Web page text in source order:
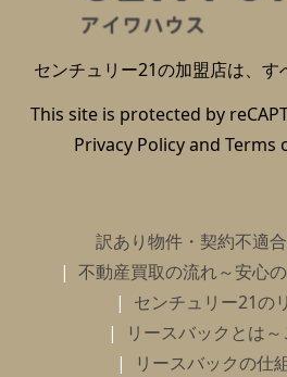
センチュリー21の加盟店は、す
This site is protected by
Privacy Policyand Terms
訳あり物件・契約不適
不動産買取の流れ～安心
センチュリー21の
リースバックとは
リースバックの仕